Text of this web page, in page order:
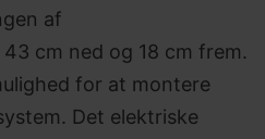
af
cm ned og 18 cm frem.
for at montere
Det elektriske